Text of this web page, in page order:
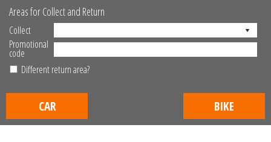
Areas for Collect and Return
Collect
Promotional
code
Different return area?
CAR BIKE